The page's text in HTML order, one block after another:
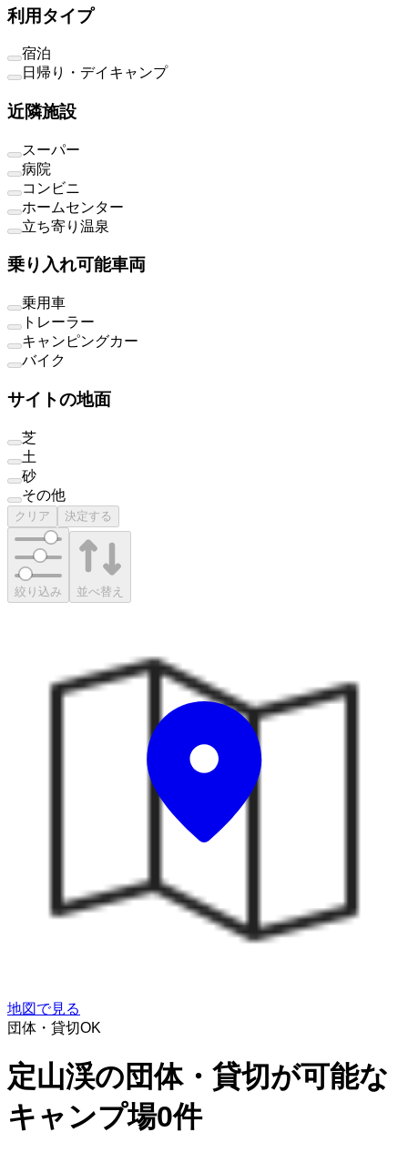
利用タイプ
宿泊
日帰り・デイキャンプ
近隣施設
スーパー
病院
コンビニ
ホームセンター
立ち寄り温泉
乗り入れ可能車両
乗用車
トレーラー
キャンピングカー
バイク
サイトの地面
芝
土
砂
その他
クリア 決定する
絞り込み 並べ替え
地図で見る
団体・貸切OK
定山渓の団体・貸切が可能な
キャンプ場0件